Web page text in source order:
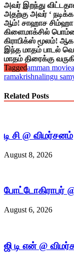
அவர் இறந்து
அதற்கு அவர் ‘
ஆம்! சாஹாச
கிளைமாக்சில்
கிராபிக்ஸ் மூலம்!
இந்த மாதம் பாடல்
மாதம் திரைக்கு
Taggedamman movie
ramakrishnalingu
Related Posts
டி சி @ விமர்சனம்
August 8, 2026
போட்டோகிராபர்
August 6, 2026
ஜி டி என் @